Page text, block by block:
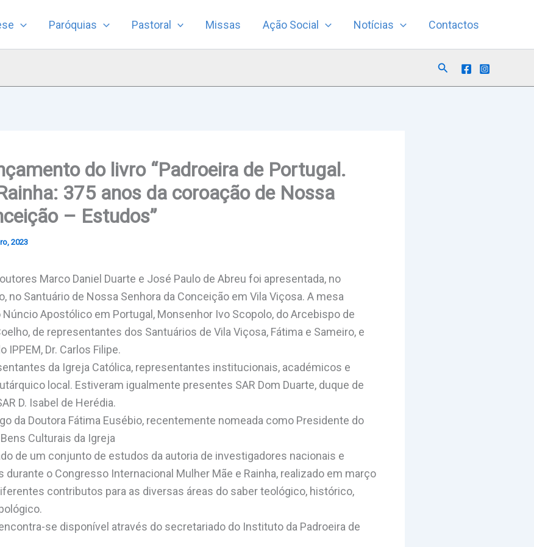
Paróquias Pastoral Missas Ação Social Notícias Contactos
Search
do livro “Padroeira de Portugal.
375 anos da coroação de Nossa
– Estudos”
2023
Marco Daniel Duarte e José Paulo de Abreu foi apresentada, no
no Santuário de Nossa Senhora da Conceição em Vila Viçosa. A mesa
Apostólico em Portugal, Monsenhor Ivo Scopolo, do Arcebispo de
de representantes dos Santuários de Vila Viçosa, Fátima e Sameiro, e
IPPEM, Dr. Carlos Filipe.
da Igreja Católica, representantes institucionais, académicos e
local. Estiveram igualmente presentes SAR Dom Duarte, duque de
D. Isabel de Herédia.
da Doutora Fátima Eusébio, recentemente nomeada como Presidente do
Culturais da Igreja
de um conjunto de estudos da autoria de investigadores nacionais e
o Congresso Internacional Mulher Mãe e Rainha, realizado em março
contributos para as diversas áreas do saber teológico, histórico,
se disponível através do secretariado do Instituto da Padroeira de